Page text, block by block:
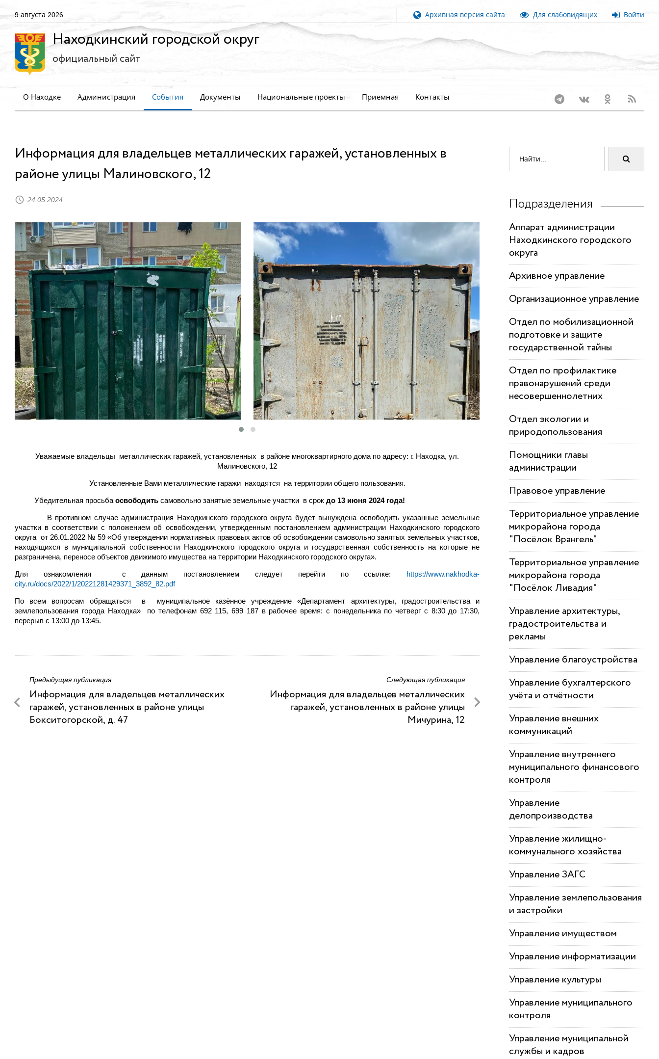
9 августа 2026 Архивная версия сайта Для слабовидящих Войти
Находкинский городской округ
официальный сайт
О Находке Администрация События Документы Национальные проекты Приемная Контакты
Информация для владельцев металлических гаражей, установленных в
районе улицы Малиновского, 12
24.05.2024
Уважаемые владельцы металлических гаражей, установленных в районе многоквартирного дома по адресу: г. Находка, ул.
Малиновского, 12
Установленные Вами металлические гаражи находятся на территории общего пользования.
Убедительная просьба освободить самовольно занятые земельные участки в срок до 13 июня 2024 года!
В противном случае администрация Находкинского городского округа будет вынуждена освободить указанные земельные
участки в соответствии с положением об освобождении, утвержденным постановлением администрации Находкинского городского
округа от 26.01.2022 № 59 «Об утверждении нормативных правовых актов об освобождении самовольно занятых земельных участков,
находящихся в муниципальной собственности Находкинского городского округа и государственная собственность на которые не
разграничена, переносе объектов движимого имущества на территории Находкинского городского округа».
Для ознакомления с данным постановлением следует перейти по ссылке: https://www.nakhodka-
city.ru/docs/2022/1/20221281429371_3892_82.pdf
По всем вопросам обращаться в муниципальное казённое учреждение «Департамент архитектуры, градостроительства и
землепользования города Находка» по телефонам 692 115, 699 187 в рабочее время: с понедельника по четверг с 8:30 до 17:30,
перерыв с 13:00 до 13:45.
Предыдущая публикация
Информация для владельцев металлических
гаражей, установленных в районе улицы
Бокситогорской, д. 47
Следующая публикация
Информация для владельцев металлических
гаражей, установленных в районе улицы
Мичурина, 12
Подразделения
Аппарат администрации
Находкинского городского
округа
Архивное управление
Организационное управление
Отдел по мобилизационной
подготовке и защите
государственной тайны
Отдел по профилактике
правонарушений среди
несовершеннолетних
Отдел экологии и
природопользования
Помощники главы
администрации
Правовое управление
Территориальное управление
микрорайона города
"Посёлок Врангель"
Территориальное управление
микрорайона города
"Посёлок Ливадия"
Управление архитектуры,
градостроительства и
рекламы
Управление благоустройства
Управление бухгалтерского
учёта и отчётности
Управление внешних
коммуникаций
Управление внутреннего
муниципального финансового
контроля
Управление
делопроизводства
Управление жилищно-
коммунального хозяйства
Управление ЗАГС
Управление землепользования
и застройки
Управление имуществом
Управление информатизации
Управление культуры
Управление муниципального
контроля
Управление муниципальной
службы и кадров